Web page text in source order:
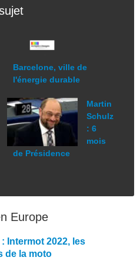
Barcelone, ville de
l'énergie durable
Martin
Schulz
: 6
mois
de Présidence
Europe
Intermot 2022, les
de la moto